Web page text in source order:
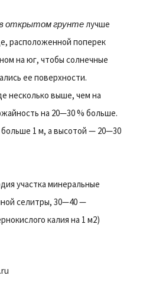
открытом грунте лучше
расположенной поперек
на юг, чтобы солнечные
ее поверхности.
несколько выше, чем на
на 20—30 % больше.
1 м, а высотой — 20—30
участка минеральные
селитры, 30—40 —
калия на 1 м2)